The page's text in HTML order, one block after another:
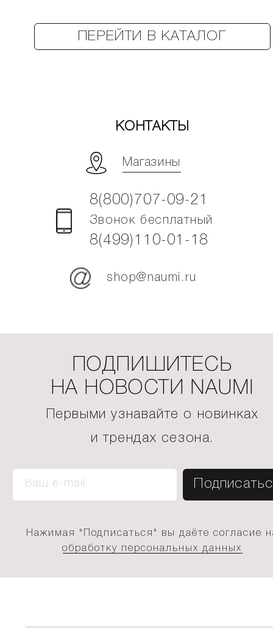
ПЕРЕЙТИ В КАТАЛОГ
КОНТАКТЫ
Магазины
8(800)707-09-21
Звонок бесплатный
8(499)110-01-18
shop@naumi.ru
ПОДПИШИТЕСЬ
НА НОВОСТИ NAUMI
Первыми узнавайте о новинках
и трендах сезона.
Нажимая "Подписаться" вы даёте согласие
обработку персональных данных